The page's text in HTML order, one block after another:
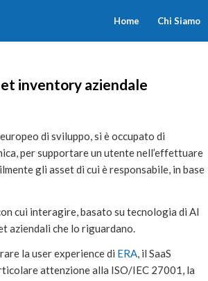
Home Chi Siamo
inventory aziendale
di sviluppo, si è occupato di
per supportare un utente nell’effettuare
gli asset di cui è responsabile, in base
cui interagire, basato su tecnologia di AI
aziendali che lo riguardano.
la user experience di ERA, il SaaS
attenzione alla ISO/IEC 27001, la